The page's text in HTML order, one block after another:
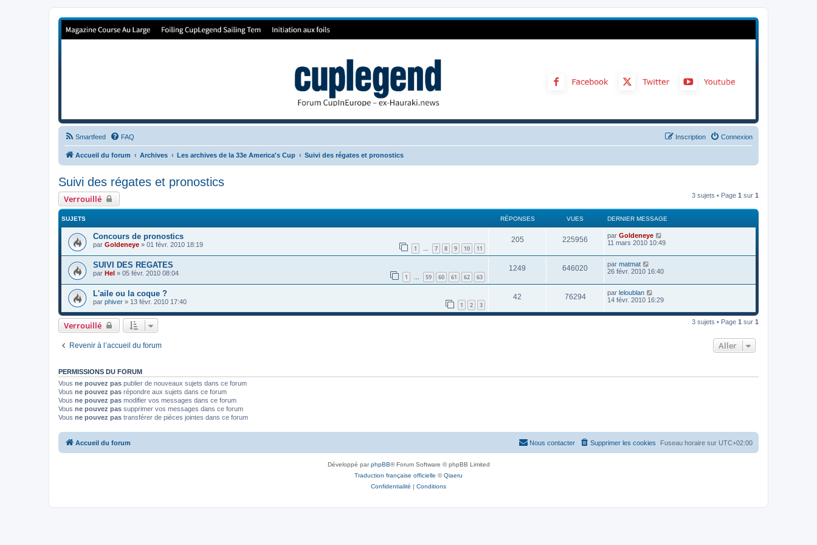
Forum de Cup In Europe
Smartfeed FAQ Connexion
Inscription
Accueil du forum Archives Les archives de la 33e America's Cup Suivi des régates et pronostics
Suivi des régates et pronostics
Verrouillé 3 sujets • Page 1 sur 1
SUJETS RÉPONSES VUES DERNIER MESSAGE
Concours de pronostics
par Goldeneye » 01 févr. 2010 18:19 1 … 7 8 9 10 11
205 225956 par Goldeneye
11 mars 2010 10:49
SUIVI DES REGATES
par Hel » 05 févr. 2010 08:04 1 … 59 60 61 62 63
1249 646020 par matmat
26 févr. 2010 16:40
L'aile ou la coque ?
par phiver » 13 févr. 2010 17:40 1 2 3
42 76294 par leloublan
14 févr. 2010 16:29
Verrouillé 3 sujets • Page 1 sur 1
Revenir à l’accueil du forum Aller
PERMISSIONS DU FORUM
Vous ne pouvez pas publier de nouveaux sujets dans ce forum
Vous ne pouvez pas répondre aux sujets dans ce forum
Vous ne pouvez pas modifier vos messages dans ce forum
Vous ne pouvez pas supprimer vos messages dans ce forum
Vous ne pouvez pas transférer de pièces jointes dans ce forum
Accueil du forum Fuseau horaire sur UTC+02:00
Supprimer les cookies
Nous contacter
Développé parphpBB® Forum Software © phpBB Limited
Traduction française officielle ©Qiaeru
Confidentialité | Conditions